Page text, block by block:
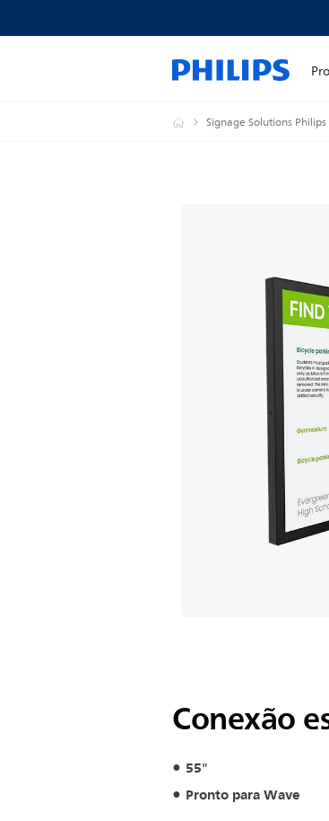
Signage Solutions
Conexão
55"
Pronto para Wave